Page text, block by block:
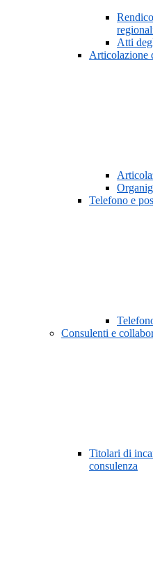
Atti
Articolazione
Telefono e
Consulenti e
Titolari di
consulenza